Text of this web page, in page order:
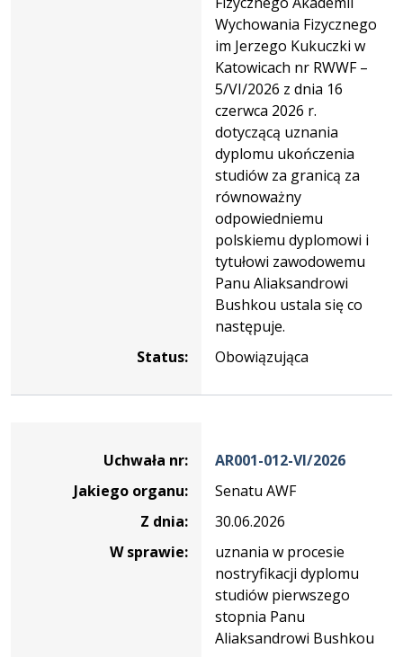
Wychowania Fizycznego
im Jerzego Kukuczki w
Katowicach nr RWWF –
5/VI/2026 z dnia 16
czerwca 2026 r.
dotyczącą uznania
dyplomu ukończenia
studiów za granicą za
równoważny
odpowiedniemu
polskiemu dyplomowi i
tytułowi zawodowemu
Panu Aliaksandrowi
Bushkou ustala się co
następuje.
Status:
Obowiązująca
Uchwała nr:
AR001-012-VI/2026
Jakiego organu:
Senatu AWF
Z dnia:
30.06.2026
W sprawie:
uznania w procesie
nostryfikacji dyplomu
studiów pierwszego
stopnia Panu
Aliaksandrowi Bushkou